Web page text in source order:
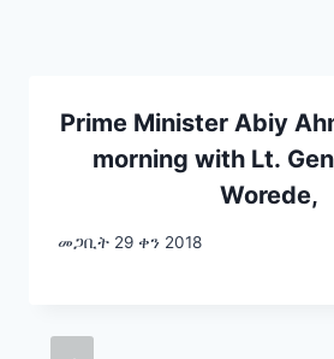
Prime Minister Abiy
morning with Lt.
Worede,
መጋቢት 29 ቀን 2018